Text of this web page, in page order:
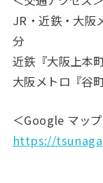
JR・近鉄・大阪
分
近鉄『大阪上本
大阪メトロ『谷
＜Google マッ
https://